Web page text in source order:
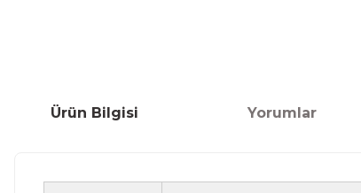
Ürün Bilgisi Yorumlar